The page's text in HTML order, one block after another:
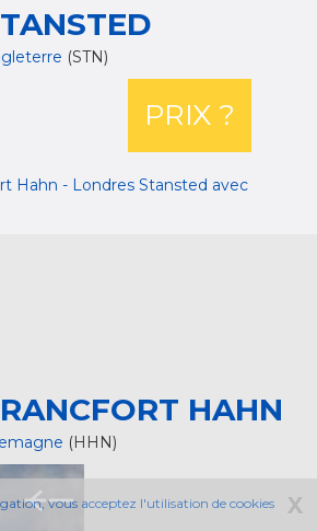
(STN)
PRIX ?
Hahn - Londres Stansted avec
HAHN
(HHN)
vous acceptez l'utilisation de cookies X